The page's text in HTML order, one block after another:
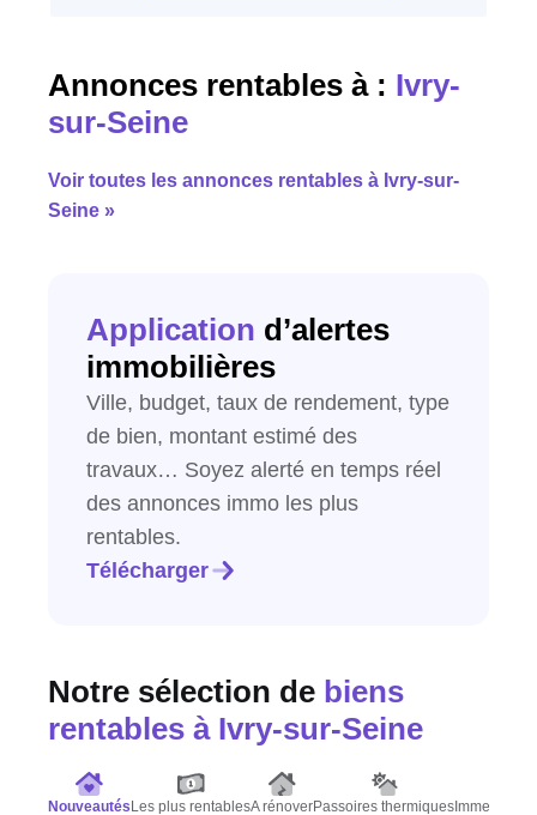
Annonces rentables à : Ivry-
sur-Seine
Voir toutes les annonces rentables à Ivry-sur-
Seine »
Application d’alertes
immobilières
Ville, budget, taux de rendement, type
de bien, montant estimé des
travaux… Soyez alerté en temps réel
des annonces immo les plus
rentables.
Télécharger
Notre sélection de biens
rentables à Ivry-sur-Seine
Nouveautés Les plus rentablesA rénoverPassoires thermiques Immeubles